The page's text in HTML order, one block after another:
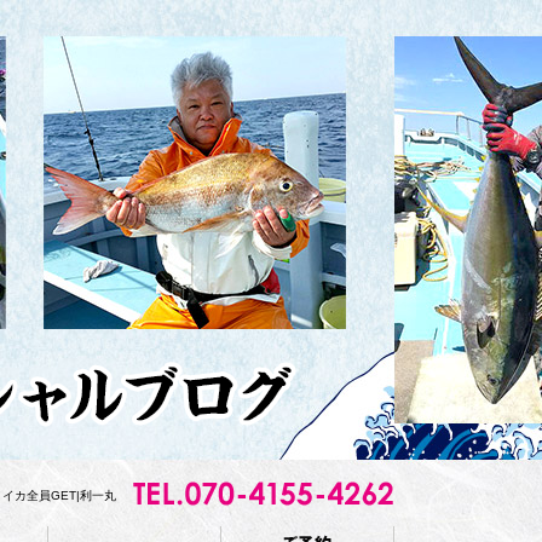
イカ全員GET|利一丸